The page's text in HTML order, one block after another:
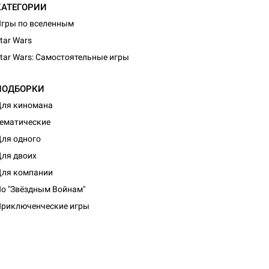
по вселенным
Wars
Wars: Самостоятельные игры
киномана
одного
двоих
компании
"Звёздным Войнам"
игры